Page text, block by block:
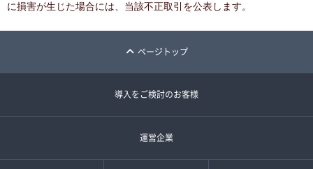
に損害が生じた場合には、当該不正取引を公表します。
ページトップ
導入をご検討のお客様
運営企業